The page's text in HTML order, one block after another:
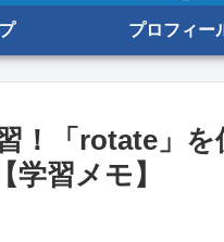
プロフィー
！「rotate」
学習メモ】